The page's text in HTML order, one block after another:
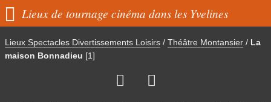
 Lieux de tournage cinéma dans les Yvelines
Lieux Spectacles Divertissements Loisirs / Théâtre Montansier / La
maison Bonnadieu [1]
 